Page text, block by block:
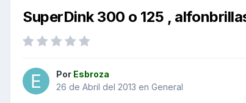
SuperDink 300 o 125 ,
Por Esbroza
26 de Abril del 2013 en General